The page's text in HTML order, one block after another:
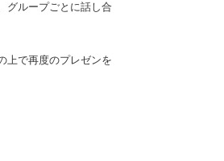
グループごとに話し合
上で再度のプレゼンを